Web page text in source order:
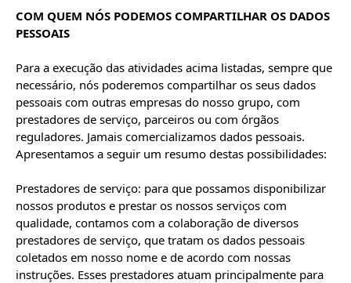
COM QUEM NÓS PODEMOS COMPARTILHAR OS DADOS
PESSOAIS
Para a execução das atividades acima listadas, sempre que
necessário, nós poderemos compartilhar os seus dados
pessoais com outras empresas do nosso grupo, com
prestadores de serviço, parceiros ou com órgãos
reguladores. Jamais comercializamos dados pessoais.
Apresentamos a seguir um resumo destas possibilidades:
Prestadores de serviço: para que possamos disponibilizar
nossos produtos e prestar os nossos serviços com
qualidade, contamos com a colaboração de diversos
prestadores de serviço, que tratam os dados pessoais
coletados em nosso nome e de acordo com nossas
instruções. Esses prestadores atuam principalmente para